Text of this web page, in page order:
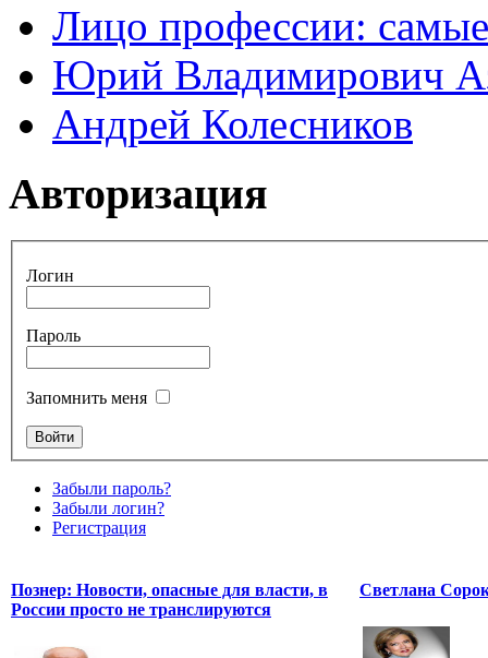
Лицо профессии:
Юрий Владимирович
Андрей Колесников
Авторизация
Логин
Пароль
Запомнить меня
Забыли пароль?
Забыли логин?
Регистрация
Познер: Новости, опасные для власти, в
России просто не транслируются
Светлана